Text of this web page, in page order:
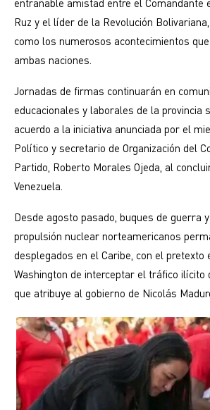
entrañable amistad entre el Comandante
Ruz y el líder de la Revolución
como los numerosos acontecimientos
ambas naciones.
Jornadas de firmas continuarán en
educacionales y laborales de la provincia
acuerdo a la iniciativa anunciada por el
Político y secretario de Organización del
Partido, Roberto Morales Ojeda, al
Venezuela.
Desde agosto pasado, buques de guerra
propulsión nuclear norteamericanos
desplegados en el Caribe, con el pretexto
Washington de interceptar el tráfico ilícito
que atribuye al gobierno de Nicolás